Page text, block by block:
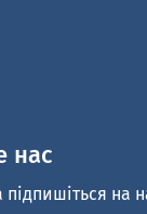
нас
підпишіться на